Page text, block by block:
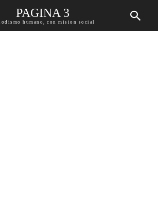
PAGINA 3
humano, con mision social